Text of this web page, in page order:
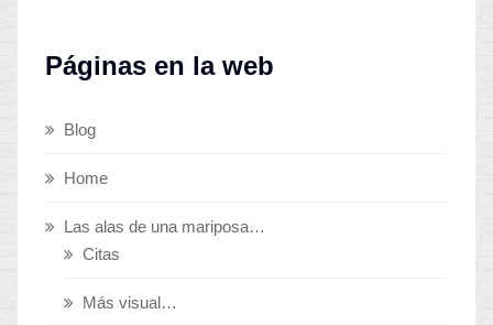
Páginas en la web
Blog
Home
Las alas de una mariposa…
Citas
Más visual…